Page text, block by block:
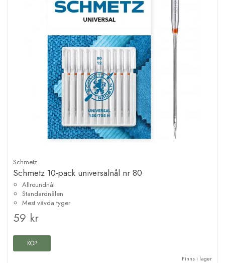
Schmetz
Schmetz 10-pack universalnål nr 80
Allroundnål
Standardnålen
Mest vävda tyger
59 kr
KÖP
Finns i lager